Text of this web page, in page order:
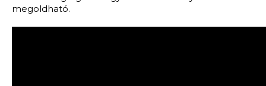
megoldható.